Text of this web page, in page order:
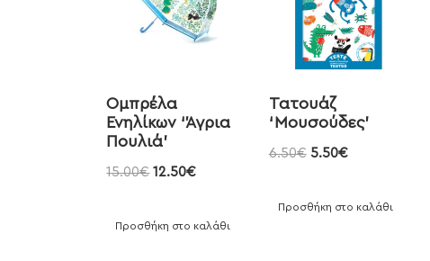
Ομπρέλα
Ενηλίκων ‘Άγρια
Πουλιά’
15.00€ 12.50€
Προσθήκη στο καλάθι
Τατουάζ
‘Μουσούδες’
6.50€ 5.50€
Προσθήκη στο καλάθι